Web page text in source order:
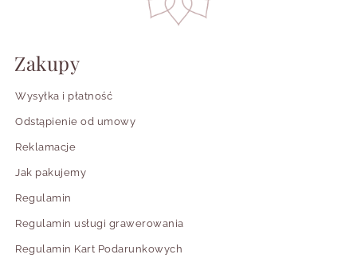
Zakupy
Wysyłka i płatność
Odstąpienie od umowy
Reklamacje
Jak pakujemy
Regulamin
Regulamin usługi grawerowania
Regulamin Kart Podarunkowych